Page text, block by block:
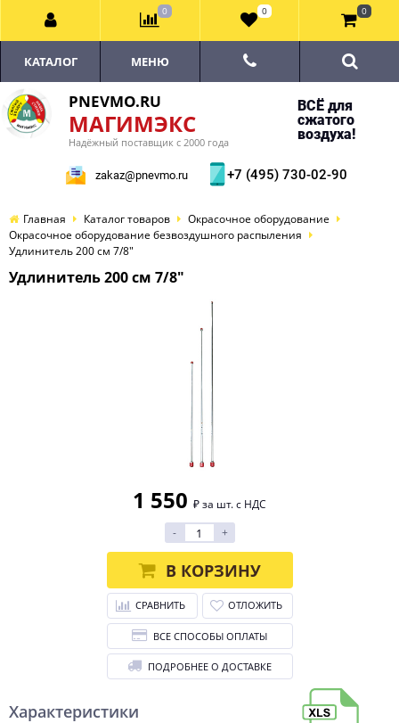
PNEVMO.RU
МАГИМЭКС
Надёжный поставщик с 2000 года
ВСЁ для
сжатого
воздуха!
zakaz@pnevmo.ru +7 (495) 730-02-90
КАТАЛОГ МЕНЮ
Главная Каталог товаров
Окрасочное оборудование
Окрасочное оборудование безвоздушного распыления
Удлинитель 200 см 7/8"
Удлинитель 200 см 7/8"
Характеристики
1 550 ₽ за шт. с НДС
-
+
В КОРЗИНУ
СРАВНИТЬ ОТЛОЖИТЬ
ВСЕ СПОСОБЫ ОПЛАТЫ
ПОДРОБНЕЕ О ДОСТАВКЕ
0 0 0